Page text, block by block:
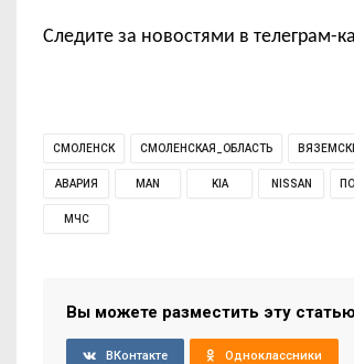
Следите за новостями в телеграм-
СМОЛЕНСК СМОЛЕНСКАЯ_ОБЛАСТЬ
АВАРИЯ MAN KIA NISSAN
МЧС
Вы можете разместить эту
ВКонтакте Одноклассники